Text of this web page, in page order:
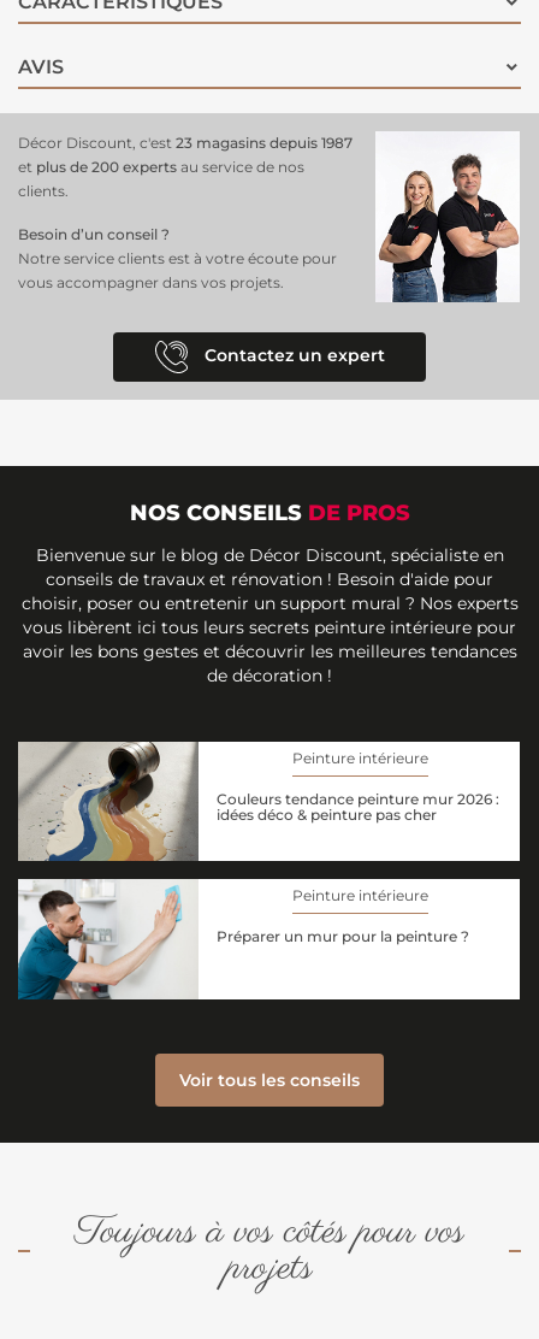
AVIS
Décor Discount, c'est 23 magasins depuis 1987
et plus de 200 experts au service de nos
clients.
Besoin d’un conseil ?
Notre service clients est à votre écoute pour
vous accompagner dans vos projets.
Contactez un expert
NOS CONSEILS DE PROS
Bienvenue sur le blog de Décor Discount, spécialiste en
conseils de travaux et rénovation ! Besoin d'aide pour
choisir, poser ou entretenir un support mural ? Nos experts
vous libèrent ici tous leurs secrets peinture intérieure pour
avoir les bons gestes et découvrir les meilleures tendances
de décoration !
Peinture intérieure
Couleurs tendance peinture mur 2026 :
idées déco & peinture pas cher
Peinture intérieure
Préparer un mur pour la peinture ?
Voir tous les conseils
Toujours à vos côtés pour vos
projets